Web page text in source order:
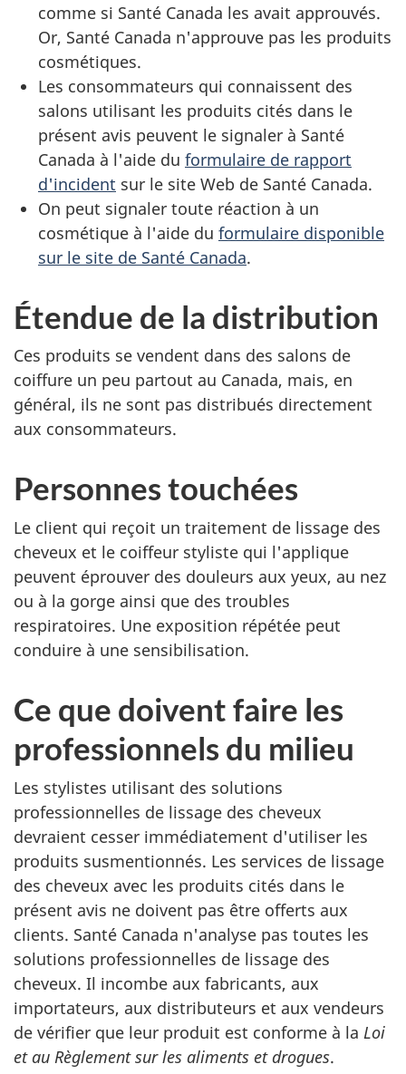
comme si Santé Canada les avait approuvés.
Or, Santé Canada n'approuve pas les produits
cosmétiques.
Les consommateurs qui connaissent des
salons utilisant les produits cités dans le
présent avis peuvent le signaler à Santé
Canada à l'aide du formulaire de rapport
d'incident sur le site Web de Santé Canada.
On peut signaler toute réaction à un
cosmétique à l'aide du formulaire disponible
sur le site de Santé Canada.
Étendue de la distribution
Ces produits se vendent dans des salons de
coiffure un peu partout au Canada, mais, en
général, ils ne sont pas distribués directement
aux consommateurs.
Personnes touchées
Le client qui reçoit un traitement de lissage des
cheveux et le coiffeur styliste qui l'applique
peuvent éprouver des douleurs aux yeux, au nez
ou à la gorge ainsi que des troubles
respiratoires. Une exposition répétée peut
conduire à une sensibilisation.
Ce que doivent faire les
professionnels du milieu
Les stylistes utilisant des solutions
professionnelles de lissage des cheveux
devraient cesser immédiatement d'utiliser les
produits susmentionnés. Les services de lissage
des cheveux avec les produits cités dans le
présent avis ne doivent pas être offerts aux
clients. Santé Canada n'analyse pas toutes les
solutions professionnelles de lissage des
cheveux. Il incombe aux fabricants, aux
importateurs, aux distributeurs et aux vendeurs
de vérifier que leur produit est conforme à la Loi
et au Règlement sur les aliments et drogues.